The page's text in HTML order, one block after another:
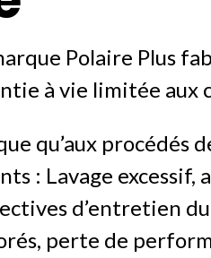
Polaire Plus
à vie limitée
qu’aux
: Lavage
d’entretien
perte de